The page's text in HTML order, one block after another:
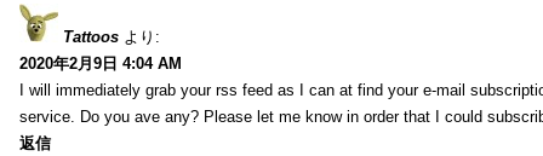
Tattoos より:
2020年2月9日 4:04 AM
I will immediately grab your rss feed as I can at find your e-mail
service. Do you ave any? Please let me know in order that I could
返信